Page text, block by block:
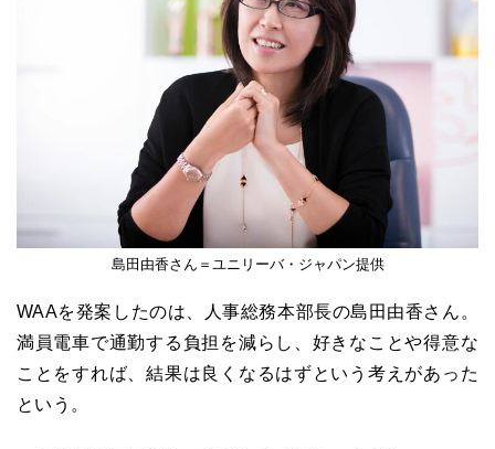
島田由香さん＝ユニリーバ・ジャパン提供
WAAを発案したのは、人事総務本部長の島田由香さん。
満員電車で通勤する負担を減らし、好きなことや得意な
ことをすれば、結果は良くなるはずという考えがあった
という。